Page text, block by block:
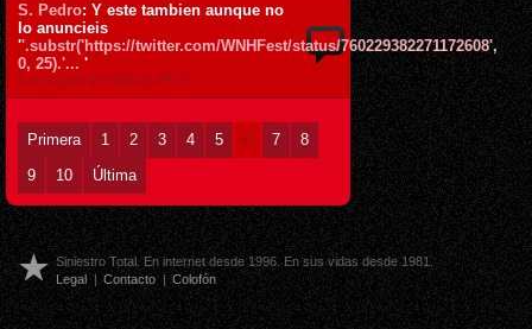
S. Pedro: Y este tambien aunque no
lo anuncieis
''.substr('https://twitter.com/WNHFest/status/760229382271172608',
0, 25).'... '
3 de Agosto de 2016 ás 09:18
Primera 1 2 3 4 5 6 7
8
9
10 Última
Siniestro Total. En internet desde 1996. En sus vidas desde 1981.
Legal | Contacto | Colofón